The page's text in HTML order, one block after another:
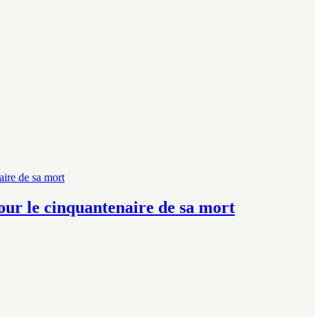
le cinquantenaire de sa mort